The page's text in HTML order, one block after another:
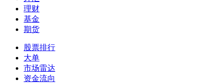
理财
基金
期货
股票排行
大单
市场雷达
资金流向